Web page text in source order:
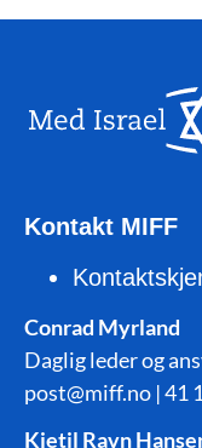
Kontakt MIFF
Conrad Myrland
Daglig leder og
post@miff.no | 41
Kjetil Ravn